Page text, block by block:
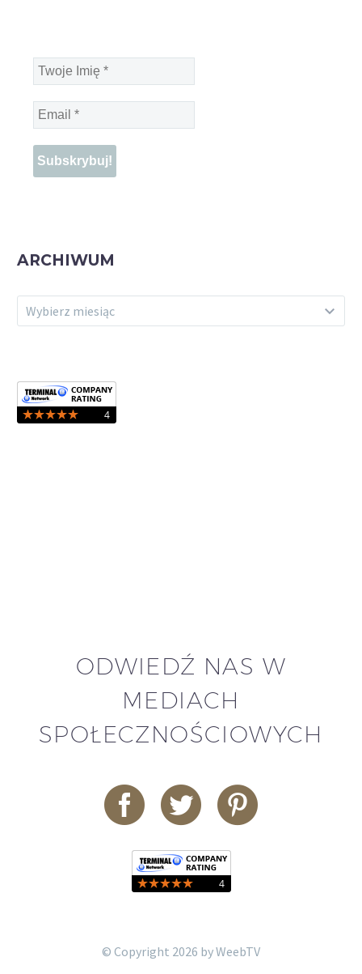
Twoje
Imię
*
Email
*
ARCHIWUM
ARCHIWUM
Wybierz miesiąc
ODWIEDŹ NAS W
MEDIACH
SPOŁECZNOŚCIOWYCH
© Copyright 2026 by WeebTV